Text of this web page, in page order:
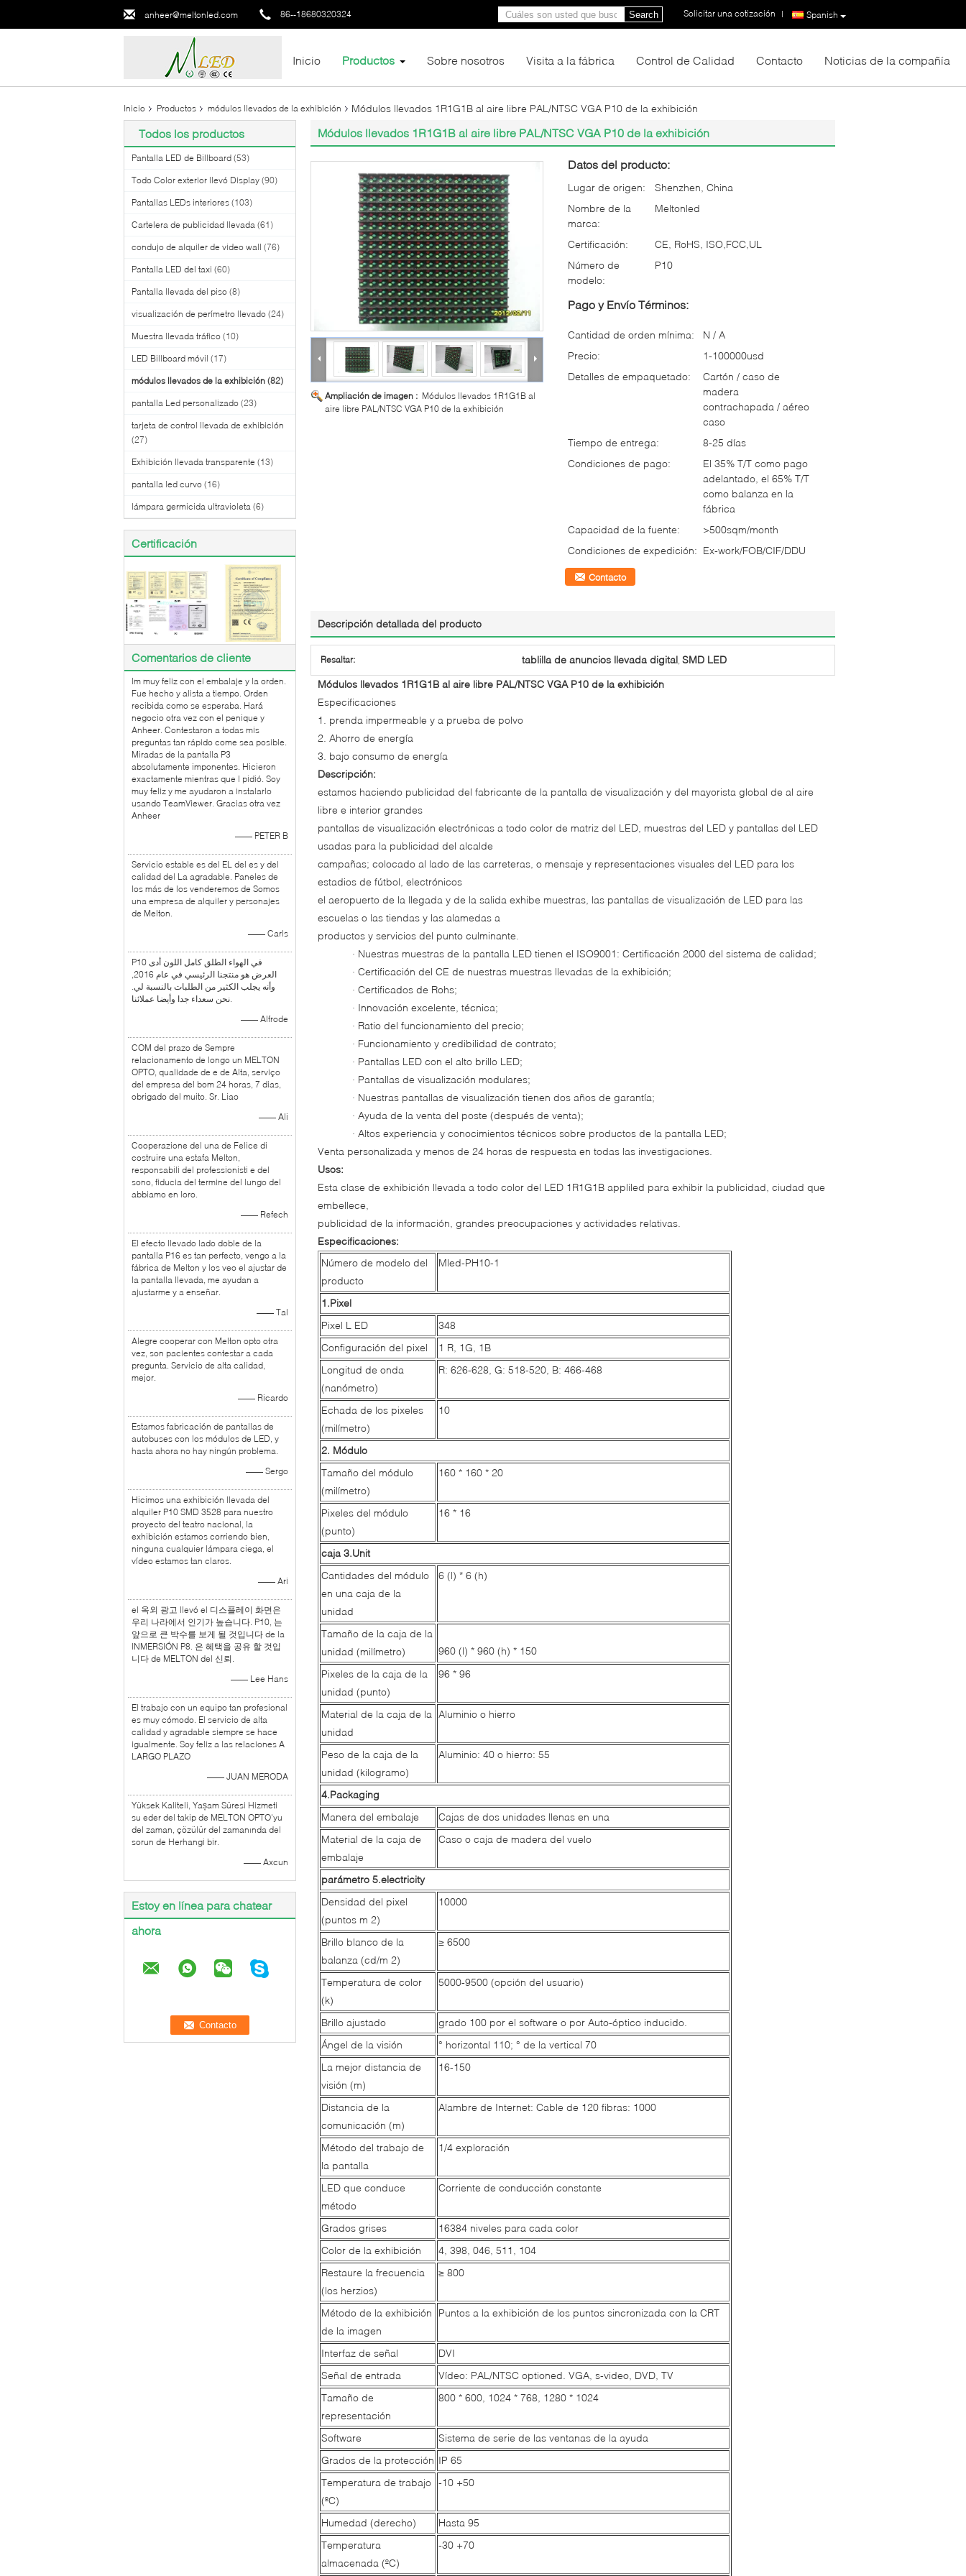
anheer@meltonled.com 86--18680320324 Spanish
Solicitar una cotización |
Search
Inicio Productos Sobre nosotros Visita a la fábrica Control de Calidad Contacto Noticias de la compañía
Inicio Productos módulos llevados de la exhibición Módulos llevados 1R1G1B al aire libre PAL/NTSC VGA P10 de la exhibición
Todos los productos
Pantalla LED de Billboard (53)
Todo Color exterior llevó Display (90)
Pantallas LEDs interiores (103)
Cartelera de publicidad llevada (61)
condujo de alquiler de video wall (76)
Pantalla LED del taxi (60)
Pantalla llevada del piso (8)
visualización de perímetro llevado (24)
Muestra llevada tráfico (10)
LED Billboard móvil (17)
módulos llevados de la exhibición (82)
pantalla Led personalizado (23)
tarjeta de control llevada de exhibición
(27)
Exhibición llevada transparente (13)
pantalla led curvo (16)
lámpara germicida ultravioleta (6)
Certificación
Comentarios de cliente
lm muy feliz con el embalaje y la orden.
Fue hecho y alista a tiempo. Orden
recibida como se esperaba. Hará
negocio otra vez con el penique y
Anheer. Contestaron a todas mis
preguntas tan rápido come sea posible.
Miradas de la pantalla P3
absolutamente imponentes. Hicieron
exactamente mientras que l pidió. Soy
muy feliz y me ayudaron a instalarlo
usando TeamViewer. Gracias otra vez
Anheer
—— PETER B
Servicio estable es del EL del es y del
calidad del La agradable. Paneles de
los más de los venderemos de Somos
una empresa de alquiler y personajes
de Melton.
—— Carls
P10 في الهواء الطلق كامل اللون أدى
العرض هو منتجنا الرئيسي في عام 2016,
وأنه يجلب الكثير من الطلبات بالنسبة لي.
نحن سعداء جدا وأيضا عملائنا.
—— Alfrode
COM del prazo de Sempre
relacionamento de longo un MELTON
OPTO, qualidade de e de Alta, serviço
del empresa del bom 24 horas, 7 dias,
obrigado del muito. Sr. Liao
—— Ali
Cooperazione del una de Felice di
costruire una estafa Melton,
responsabili del professionisti e del
sono, fiducia del termine del lungo del
abbiamo en loro.
—— Refech
El efecto llevado lado doble de la
pantalla P16 es tan perfecto, vengo a la
fábrica de Melton y los veo el ajustar de
la pantalla llevada, me ayudan a
ajustarme y a enseñar.
—— Tal
Alegre cooperar con Melton opto otra
vez, son pacientes contestar a cada
pregunta. Servicio de alta calidad,
mejor.
—— Ricardo
Estamos fabricación de pantallas de
autobuses con los módulos de LED, y
hasta ahora no hay ningún problema.
—— Sergo
Hicimos una exhibición llevada del
alquiler P10 SMD 3528 para nuestro
proyecto del teatro nacional, la
exhibición estamos corriendo bien,
ninguna cualquier lámpara ciega, el
vídeo estamos tan claros.
—— Ari
el 옥외 광고 llevó el 디스플레이 화면은
우리 나라에서 인기가 높습니다. P10, 는
앞으로 큰 박수를 보게 될 것입니다 de la
INMERSIÓN P8. 은 혜택을 공유 할 것입
니다 de MELTON del 신뢰.
—— Lee Hans
El trabajo con un equipo tan profesional
es muy cómodo. El servicio de alta
calidad y agradable siempre se hace
igualmente. Soy feliz a las relaciones A
LARGO PLAZO
—— JUAN MERODA
Yüksek Kaliteli, Yașam Süresi Hizmeti
su eder del takip de MELTON OPTO'yu
del zaman, çözülür del zamanında del
sorun de Herhangi bir.
—— Axcun
Estoy en línea para chatear
ahora
Módulos llevados 1R1G1B al aire libre PAL/NTSC VGA P10 de la exhibición
Ampliación de imagen : Módulos llevados 1R1G1B al
aire libre PAL/NTSC VGA P10 de la exhibición
Datos del producto:
Lugar de origen:
Shenzhen, China
Nombre de la
marca:
Meltonled
Certificación:
CE, RoHS, ISO,FCC,UL
Número de
modelo:
P10
Pago y Envío Términos:
Cantidad de orden mínima:
N / A
Precio:
1-100000usd
Detalles de empaquetado:
Cartón / caso de
madera
contrachapada / aéreo
caso
Tiempo de entrega:
8-25 días
Condiciones de pago:
El 35% T/T como pago
adelantado, el 65% T/T
como balanza en la
fábrica
Capacidad de la fuente:
>500sqm/month
Condiciones de expedición: Ex-work/FOB/CIF/DDU
Contacto
Descripción detallada del producto
Resaltar: tablilla de anuncios llevada digital, SMD LED
Módulos llevados 1R1G1B al aire libre PAL/NTSC VGA P10 de la exhibición
Especificaciones
1. prenda impermeable y a prueba de polvo
2. Ahorro de energía
3. bajo consumo de energía
Descripción:
estamos haciendo publicidad del fabricante de la pantalla de visualización y del mayorista global de al aire
libre e interior grandes
pantallas de visualización electrónicas a todo color de matriz del LED, muestras del LED y pantallas del LED
usadas para la publicidad del alcalde
campañas; colocado al lado de las carreteras, o mensaje y representaciones visuales del LED para los
estadios de fútbol, electrónicos
el aeropuerto de la llegada y de la salida exhibe muestras, las pantallas de visualización de LED para las
escuelas o las tiendas y las alamedas a
productos y servicios del punto culminante.
· Nuestras muestras de la pantalla LED tienen el ISO9001: Certificación 2000 del sistema de calidad;
· Certificación del CE de nuestras muestras llevadas de la exhibición;
· Certificados de Rohs;
· Innovación excelente, técnica;
· Ratio del funcionamiento del precio;
· Funcionamiento y credibilidad de contrato;
· Pantallas LED con el alto brillo LED;
· Pantallas de visualización modulares;
· Nuestras pantallas de visualización tienen dos años de garantía;
· Ayuda de la venta del poste (después de venta);
· Altos experiencia y conocimientos técnicos sobre productos de la pantalla LED;
Venta personalizada y menos de 24 horas de respuesta en todas las investigaciones.
Usos:
Esta clase de exhibición llevada a todo color del LED 1R1G1B appliled para exhibir la publicidad, ciudad que
embellece,
publicidad de la información, grandes preocupaciones y actividades relativas.
Especificaciones:
Número de modelo del
producto
Mled-PH10-1
1.Pixel
Pixel L ED
348
Configuración del pixel
1 R, 1G, 1B
Longitud de onda
(nanómetro)
R: 626-628, G: 518-520, B: 466-468
Echada de los pixeles
(milímetro)
10
2. Módulo
Tamaño del módulo
(milímetro)
160 * 160 * 20
Pixeles del módulo
(punto)
16 * 16
caja 3.Unit
Cantidades del módulo
en una caja de la
unidad
6 (l) * 6 (h)
Tamaño de la caja de la
unidad (milímetro)
960 (l) * 960 (h) * 150
Pixeles de la caja de la
unidad (punto)
96 * 96
Material de la caja de la
unidad
Aluminio o hierro
Peso de la caja de la
unidad (kilogramo)
Aluminio: 40 o hierro: 55
4.Packaging
Manera del embalaje
Cajas de dos unidades llenas en una
Material de la caja de
embalaje
Caso o caja de madera del vuelo
parámetro 5.electricity
Densidad del pixel
(puntos m 2)
10000
Brillo blanco de la
balanza (cd/m 2)
≥ 6500
Temperatura de color
(k)
5000-9500 (opción del usuario)
Brillo ajustado
grado 100 por el software o por Auto-óptico inducido.
Ángel de la visión
° horizontal 110; ° de la vertical 70
La mejor distancia de
visión (m)
16-150
Distancia de la
comunicación (m)
Alambre de Internet: Cable de 120 fibras: 1000
Método del trabajo de
la pantalla
1/4 exploración
LED que conduce
método
Corriente de conducción constante
Grados grises
16384 niveles para cada color
Color de la exhibición
4, 398, 046, 511, 104
Restaure la frecuencia
(los herzios)
≥ 800
Método de la exhibición
de la imagen
Puntos a la exhibición de los puntos sincronizada con la CRT
Interfaz de señal
DVI
Señal de entrada
Vídeo: PAL/NTSC optioned. VGA, s-video, DVD, TV
Tamaño de
representación
800 * 600, 1024 * 768, 1280 * 1024
Software
Sistema de serie de las ventanas de la ayuda
Grados de la protección IP 65
Temperatura de trabajo
(ºC)
-10 +50
Humedad (derecho)
Hasta 95
Temperatura
almacenada (ºC)
-30 +70